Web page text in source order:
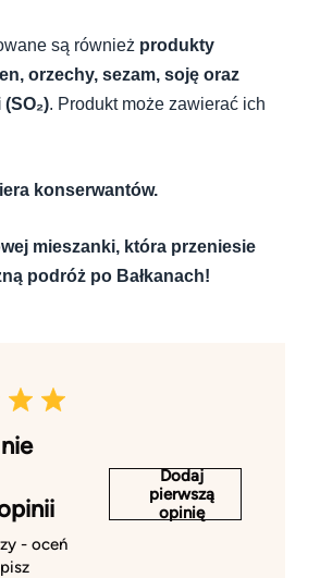
są również produkty
orzechy, sezam, soję oraz
. Produkt może zawierać ich
konserwantów.
mieszanki, która przeniesie
podróż po Bałkanach!
- oceń
Dodaj
pierwszą
opinię